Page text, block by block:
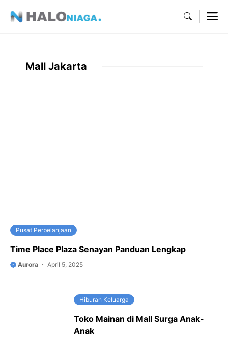
Mall Jakarta
Pusat Perbelanjaan
Time Place Plaza Senayan Panduan Lengkap
Aurora April 5, 2025
Hiburan Keluarga
Toko Mainan di Mall Surga Anak-
Anak